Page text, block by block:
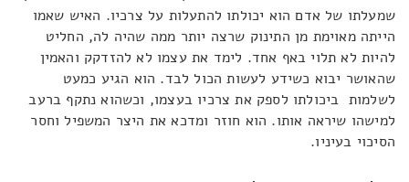
שמעלתו של אדם הוא יכולתו להתעלות על צרכיו. האיש שאמו
הייתה מאוימת מן התינוק שרצה יותר ממה שהיה לה, החליט
להיות לא תלוי באף אחד. לימד את עצמו לא להזדקק והאמין
שהאושר יבוא כשידע לעשות הכול לבד. הוא הגיע כמעט
לשלמות ביכולתו לספק את צרכיו בעצמו, וכשהוא נתקף ברעב
למישהו שיראה אותו. הוא חוזר ומדכא את היצר המשפיל וחסר
הסיכוי בעיניו.